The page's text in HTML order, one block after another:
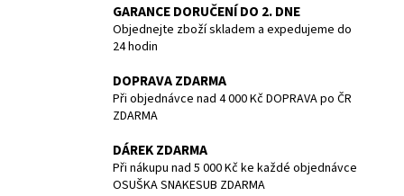
GARANCE DORUČENÍ DO 2. DNE
Objednejte zboží skladem a expedujeme do
24 hodin
DOPRAVA ZDARMA
Při objednávce nad 4 000 Kč DOPRAVA po ČR
ZDARMA
DÁREK ZDARMA
Při nákupu nad 5 000 Kč ke každé objednávce
OSUŠKA SNAKESUB ZDARMA